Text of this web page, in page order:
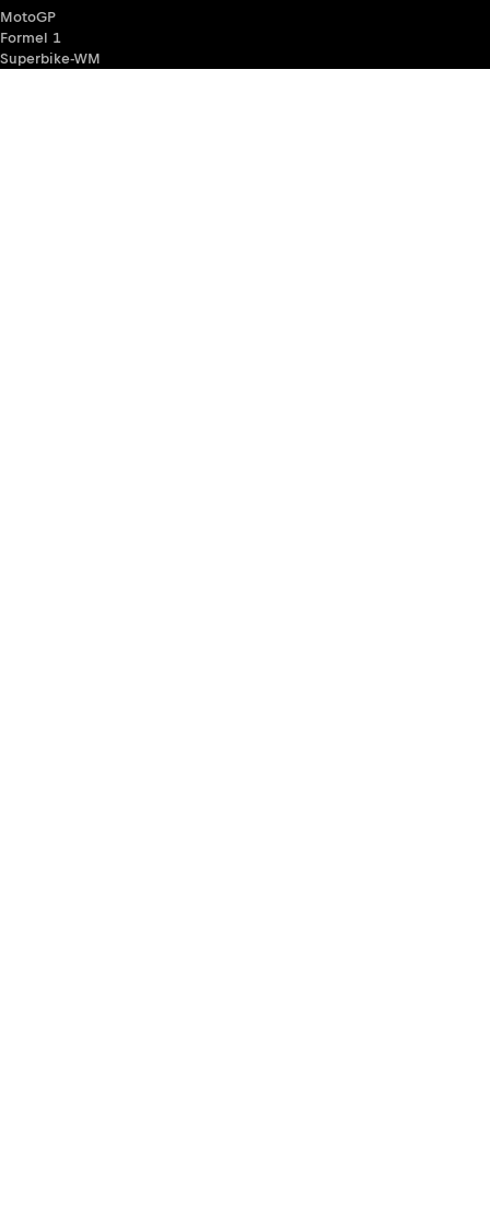
MotoGP
Formel 1
Superbike-WM